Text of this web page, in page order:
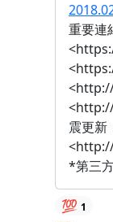
重要連
震更新
*第三
💯 1